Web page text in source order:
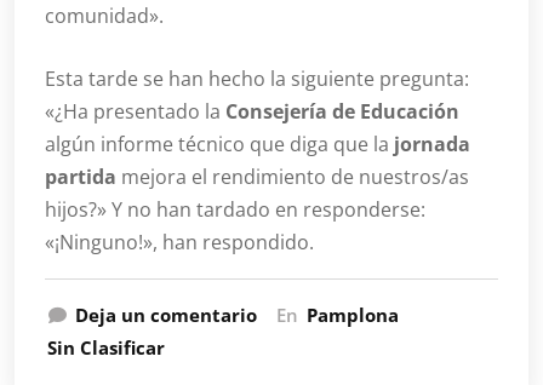
comunidad».
Esta tarde se han hecho la siguiente pregunta:
«¿Ha presentado la Consejería de Educación
algún informe técnico que diga que la jornada
partida mejora el rendimiento de nuestros/as
hijos?» Y no han tardado en responderse:
«¡Ninguno!», han respondido.
Deja un comentario En Pamplona
Sin Clasificar